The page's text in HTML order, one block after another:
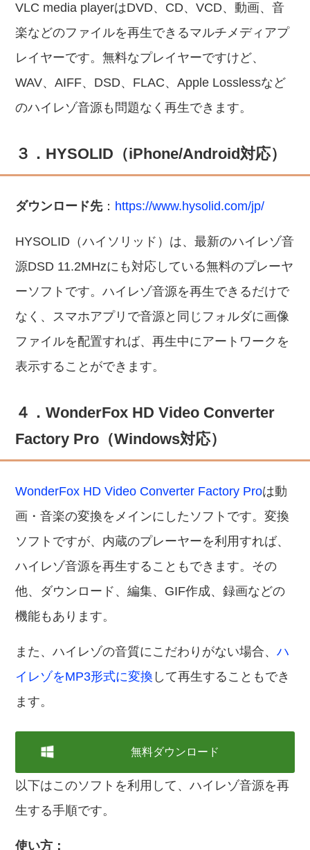
VLC media playerはDVD、CD、VCD、動画、音
楽などのファイルを再生できるマルチメディアプ
レイヤーです。無料なプレイヤーですけど、
WAV、AIFF、DSD、FLAC、Apple Losslessなど
のハイレゾ音源も問題なく再生できます。
３．HYSOLID（iPhone/Android対応）
ダウンロード先： https://www.hysolid.com/jp/
HYSOLID（ハイソリッド）は、最新のハイレゾ音
源DSD 11.2MHzにも対応している無料のプレーヤ
ーソフトです。ハイレゾ音源を再生できるだけで
なく、スマホアプリで音源と同じフォルダに画像
ファイルを配置すれば、再生中にアートワークを
表示することができます。
４．WonderFox HD Video Converter
Factory Pro（Windows対応）
WonderFox HD Video Converter Factory Proは動
画・音楽の変換をメインにしたソフトです。変換
ソフトですが、内蔵のプレーヤーを利用すれば、
ハイレゾ音源を再生することもできます。その
他、ダウンロード、編集、GIF作成、録画などの
機能もあります。
また、ハイレゾの音質にこだわりがない場合、ハ
イレゾをMP3形式に変換 して再生することもでき
ます。
無料ダウンロード
以下はこのソフトを利用して、ハイレゾ音源を再
生する手順です。
使い方：